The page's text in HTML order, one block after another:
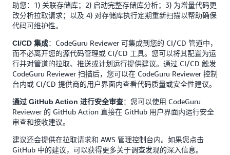
助您：1) 关联存储库；2) 启动完整存储库分析；3) 为增量代码更
改分析拉取请求；以及 4) 对存储库执行定期重新扫描以帮助确保
代码可维护性。
CI/CD 集成：CodeGuru Reviewer 可集成到您的 CI/CD 管道中，
而不必离开您的源代码管理或 CI/CD 工具。您可以将其配置为运
行并对管道的拉取、推送或计划运行提供建议。通过 CI/CD 触发
CodeGuru Reviewer 扫描后，您可以在 CodeGuru Reviewer 控制
台内或 CI/CD 提供商的用户界面内查看代码质量或安全性建议。
通过 GitHub Action 进行安全审查：您可以使用 CodeGuru
Reviewer 的 GitHub Action 直接在 GitHub 用户界面内运行安全
审查和接收建议。
建议还会提供在拉取请求和 AWS 管理控制台内。如果您点击
GitHub 中的建议，可以获得更多关于调查发现的深入信息。